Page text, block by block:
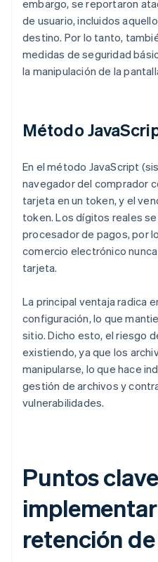
embargo, se reportaron
de usuario, incluidos
destino. Por lo tanto,
medidas de seguridad
la manipulación de la
Método
En el método JavaScript
navegador del comprador
tarjeta en un token, y el
token. Los dígitos reales
procesador de pagos, por
comercio electrónico
tarjeta.
La principal ventaja radica
configuración, lo que
sitio. Dicho esto, el riesgo
existiendo, ya que los
manipularse, lo que hace
gestión de archivos y
vulnerabilidades.
Puntos
retención